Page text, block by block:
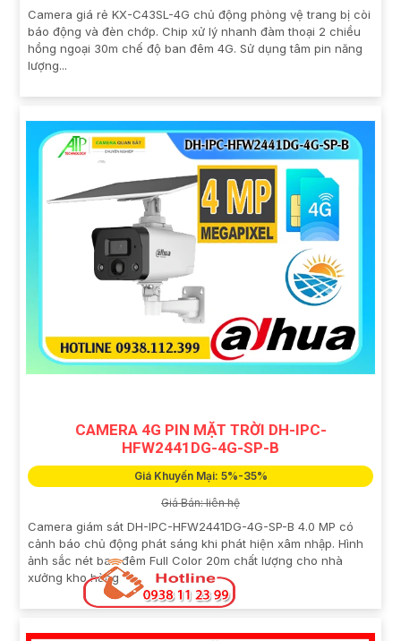
Camera giá rẻ KX-C43SL-4G chủ động phòng vệ trang bị còi
báo động và đèn chớp. Chip xử lý nhanh đàm thoại 2 chiều
hồng ngoại 30m chế độ ban đêm 4G. Sử dụng tâm pin năng
lượng...
CAMERA 4G PIN MẶT TRỜI DH-IPC-
HFW2441DG-4G-SP-B
Giá Khuyến Mại: 5%-35%
Giá Bán: liên hệ
Camera giám sát DH-IPC-HFW2441DG-4G-SP-B 4.0 MP có
cảnh báo chủ động phát sáng khi phát hiện xâm nhập. Hình
ảnh sắc nét ban đêm Full Color 20m chất lượng cho nhà
xưởng kho hàng